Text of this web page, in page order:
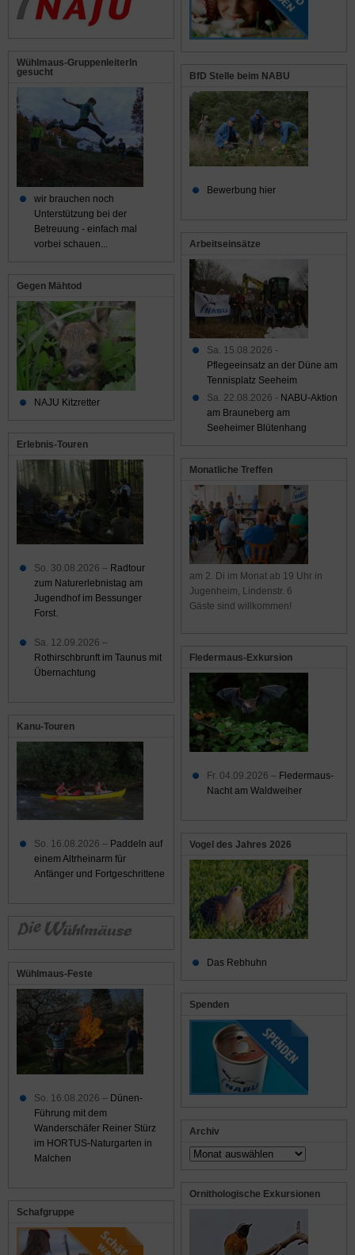
BfD Stelle beim NABU
Bewerbung hier
Arbeitseinsätze
Sa. 15.08.2026 -
Pflegeeinsatz an der Düne am
Tennisplatz Seeheim
Sa. 22.08.2026 - NABU-Aktion
am Brauneberg am
Seeheimer Blütenhang
Monatliche Treffen
am 2. Di im Monat ab 19 Uhr in
Jugenheim, Lindenstr. 6
Gäste sind willkommen!
Fledermaus-Exkursion
Fr. 04.09.2026 – Fledermaus-
Nacht am Waldweiher
Vogel des Jahres 2026
Das Rebhuhn
Spenden
Archiv
Archiv
Ornithologische Exkursionen
Wühlmaus-GruppenleiterIn
gesucht
wir brauchen noch
Unterstützung bei der
Betreuung - einfach mal
vorbei schauen...
Gegen Mähtod
NAJU Kitzretter
Erlebnis-Touren
So. 30.08.2026 – Radtour
zum Naturerlebnistag am
Jugendhof im Bessunger
Forst.
Sa. 12.09.2026 –
Rothirschbrunft im Taunus mit
Übernachtung
Kanu-Touren
So. 16.08.2026 – Paddeln auf
einem Altrheinarm für
Anfänger und Fortgeschrittene
Wühlmaus-Feste
So. 16.08.2026 – Dünen-
Führung mit dem
Wanderschäfer Reiner Stürz
im HORTUS-Naturgarten in
Malchen
Schafgruppe